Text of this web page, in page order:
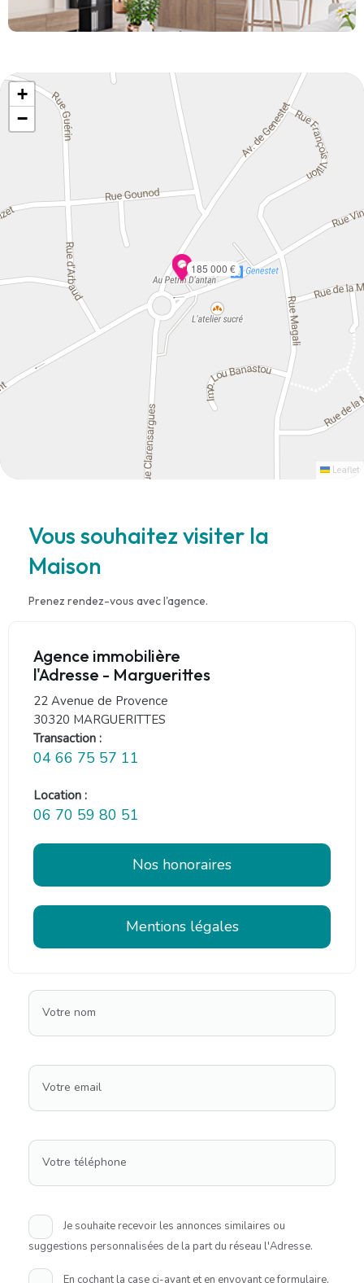
185 000 €
+
−
Leaflet
Vous souhaitez visiter la
Maison
Prenez rendez-vous avec l'agence.
Agence immobilière
l'Adresse - Marguerittes
22 Avenue de Provence
30320 MARGUERITTES
Transaction :
04 66 75 57 11
Location :
06 70 59 80 51
Nos honoraires
Mentions légales
Votre nom
Votre email
Votre téléphone
Je souhaite recevoir les annonces similaires ou
suggestions personnalisées de la part du réseau l'Adresse.
En cochant la case ci-avant et en envoyant ce formulaire,